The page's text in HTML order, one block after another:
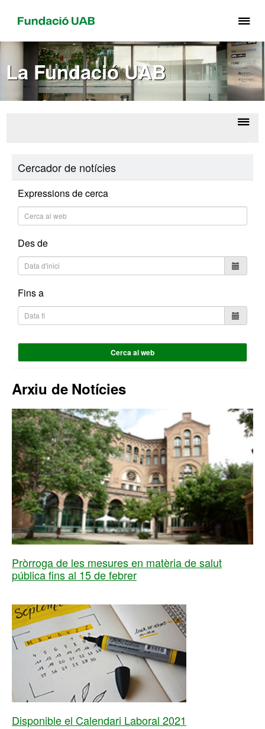
el
de
La Fundació UAB
Cercador de notícies
Expressions de cerca
Des de
Fins a
Cerca al web
Arxiu de Notícies
Pròrroga de les mesures en matèria de salut
pública fins al 15 de febrer
Disponible el Calendari Laboral 2021